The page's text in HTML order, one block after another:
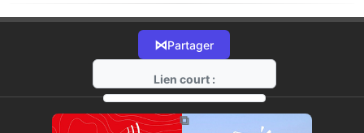
⋈Partager
Lien court :
https://radio-g.fr?1272
⧉